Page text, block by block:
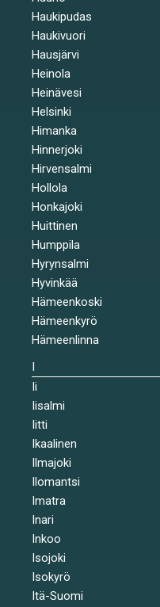
Haukipudas
Haukivuori
Hausjärvi
Heinola
Heinävesi
Helsinki
Himanka
Hinnerjoki
Hirvensalmi
Hollola
Honkajoki
Huittinen
Humppila
Hyrynsalmi
Hyvinkää
Hämeenkoski
Hämeenkyrö
Hämeenlinna
I
Ii
Iisalmi
Iitti
Ikaalinen
Ilmajoki
Ilomantsi
Imatra
Inari
Inkoo
Isojoki
Isokyrö
Itä-Suomi